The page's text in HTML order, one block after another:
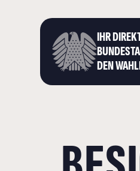
IHR
DEN